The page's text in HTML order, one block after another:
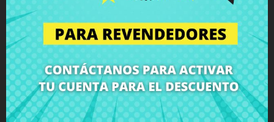
Cable flex touchpad Lenovo B40-30
CompraCable flex touchpad Lenovo B40-30al mejor precio
en CRParts - PRODUCTO USADO ORIGINAL - disponible
también con nuestro servicio de montaje.